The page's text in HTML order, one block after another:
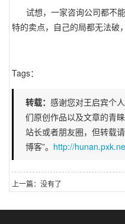
试想，一家咨询公司都不
特的卖点，自己的局都无法破
Tags：
转载：感谢您对王启宾个
们原创作品以及文章的青
站长或者朋友圈，但转载
博客”。 http://
上一篇：没有了